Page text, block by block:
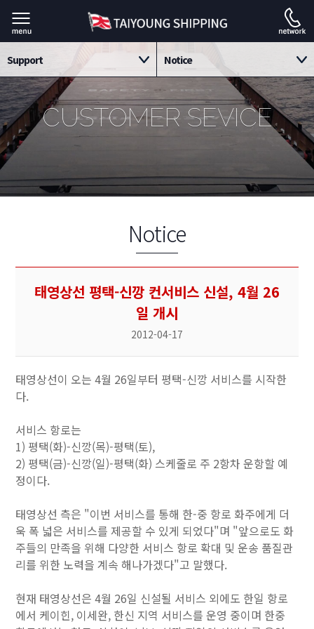
Support Notice
ABOUT TAIYOUNG
Service
Notice
Contact us
CUSTOMER SEVICE
Notice
태영상선 평택-신깡 컨서비스 신설, 4월 26
일 개시
2012-04-17
태영상선이 오는 4월 26일부터 평택-신깡 서비스를 시작한
다.
서비스 항로는
1) 평택(화)-신깡(목)-평택(토),
2) 평택(금)-신깡(일)-평택(화) 스케줄로 주 2항차 운항할 예
정이다.
태영상선 측은 "이번 서비스를 통해 한-중 항로 화주에게 더
욱 폭 넓은 서비스를 제공할 수 있게 되었다"며 "앞으로도 화
주들의 만족을 위해 다양한 서비스 항로 확대 및 운송 품질관
리를 위한 노력을 계속 해나가겠다"고 말했다.
현재 태영상선은 4월 26일 신설될 서비스 외에도 한일 항로
에서 케이힌, 이세완, 한신 지역 서비스를 운영 중이며 한중